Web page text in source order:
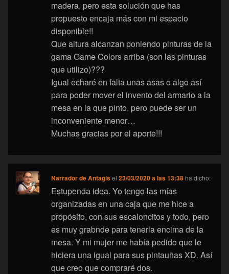
madera, pero esta solución que has
propuesto encaja más con mi espacio
disponible!!
Que altura alcanzan poniendo pinturas de la
gama Game Colors arriba (son las pinturas
que utilizo)???
Igual echaré en falta unas asas o algo así
para poder mover el invento del armario a la
mesa en la que pinto, pero puede ser un
inconveniente menor…
Muchas gracias por el aporte!!!
Narrador de Antagisel23/03/2020 a las 13:38 ha dicho:
Estupenda idea. Yo tengo las mías
organizadas en una caja que me hice a
propósito, con sus escaloncitos y todo, pero
es muy grabnde para tenerla encima de la
mesa. Y mi mujer me había pedido que le
hiciera una igual para sus pintauñas XD. Así
que creo que compraré dos.